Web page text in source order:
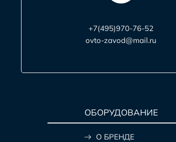
+7(495)970-76-52
ovto-zavod@mail.ru
ОБОРУДОВАНИЕ
О БРЕНДЕ